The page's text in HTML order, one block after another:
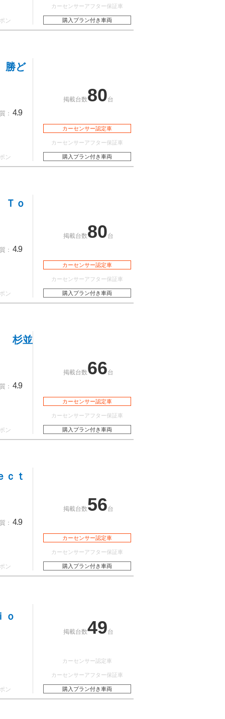
ン
カーセンサーアフター保証車
購入プラン付き車両
勝ど
： 4.9
ン
掲載台数80台
カーセンサー認定車
カーセンサーアフター保証車
購入プラン付き車両
ｏ
： 4.9
ン
掲載台数80台
カーセンサー認定車
カーセンサーアフター保証車
購入プラン付き車両
杉並
： 4.9
ン
掲載台数66台
カーセンサー認定車
カーセンサーアフター保証車
購入プラン付き車両
ｔ
： 4.9
ン
掲載台数56台
カーセンサー認定車
カーセンサーアフター保証車
購入プラン付き車両
ｏ
ン
掲載台数49台
カーセンサー認定車
カーセンサーアフター保証車
購入プラン付き車両